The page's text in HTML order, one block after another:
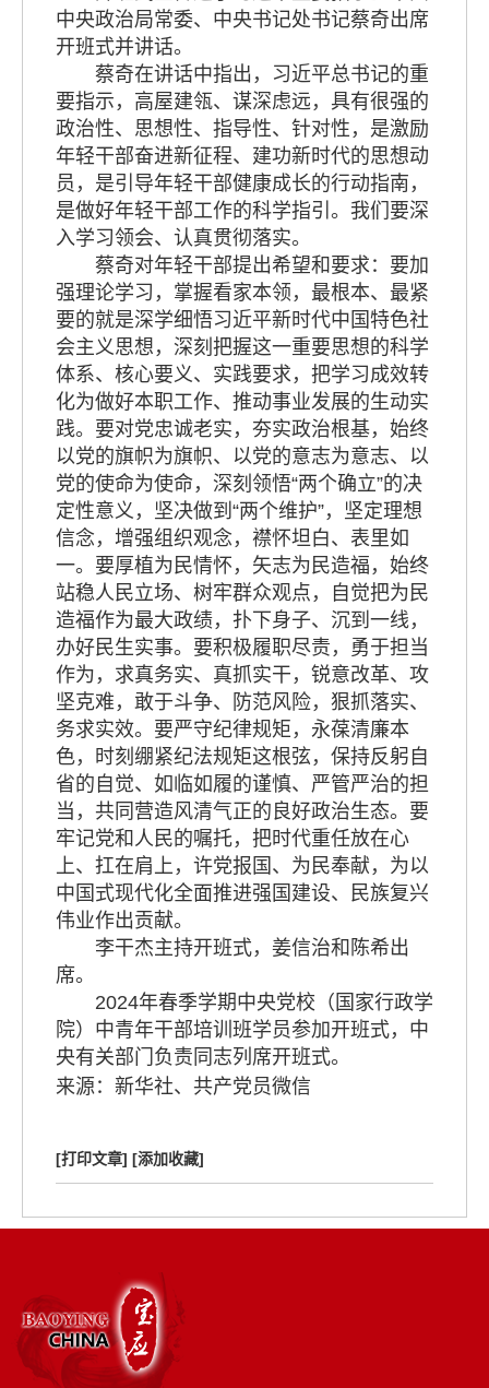
中央政治局常委、中央书记处书记蔡奇出席
开班式并讲话。
蔡奇在讲话中指出，习近平总书记的重
要指示，高屋建瓴、谋深虑远，具有很强的
政治性、思想性、指导性、针对性，是激励
年轻干部奋进新征程、建功新时代的思想动
员，是引导年轻干部健康成长的行动指南，
是做好年轻干部工作的科学指引。我们要深
入学习领会、认真贯彻落实。
蔡奇对年轻干部提出希望和要求：要加
强理论学习，掌握看家本领，最根本、最紧
要的就是深学细悟习近平新时代中国特色社
会主义思想，深刻把握这一重要思想的科学
体系、核心要义、实践要求，把学习成效转
化为做好本职工作、推动事业发展的生动实
践。要对党忠诚老实，夯实政治根基，始终
以党的旗帜为旗帜、以党的意志为意志、以
党的使命为使命，深刻领悟“两个确立”的决
定性意义，坚决做到“两个维护”，坚定理想
信念，增强组织观念，襟怀坦白、表里如
一。要厚植为民情怀，矢志为民造福，始终
站稳人民立场、树牢群众观点，自觉把为民
造福作为最大政绩，扑下身子、沉到一线，
办好民生实事。要积极履职尽责，勇于担当
作为，求真务实、真抓实干，锐意改革、攻
坚克难，敢于斗争、防范风险，狠抓落实、
务求实效。要严守纪律规矩，永葆清廉本
色，时刻绷紧纪法规矩这根弦，保持反躬自
省的自觉、如临如履的谨慎、严管严治的担
当，共同营造风清气正的良好政治生态。要
牢记党和人民的嘱托，把时代重任放在心
上、扛在肩上，许党报国、为民奉献，为以
中国式现代化全面推进强国建设、民族复兴
伟业作出贡献。
李干杰主持开班式，姜信治和陈希出
席。
2024年春季学期中央党校（国家行政学
院）中青年干部培训班学员参加开班式，中
央有关部门负责同志列席开班式。
来源：新华社、共产党员微信
[打印文章] [添加收藏]